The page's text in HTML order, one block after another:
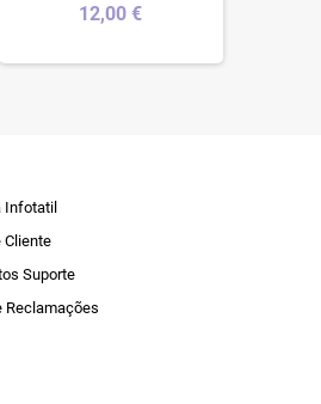
12,00 €
Infotatil
Cliente
Suporte
Reclamações